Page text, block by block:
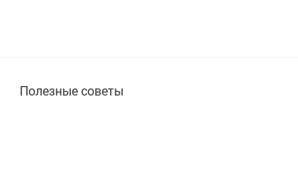
Полезные советы